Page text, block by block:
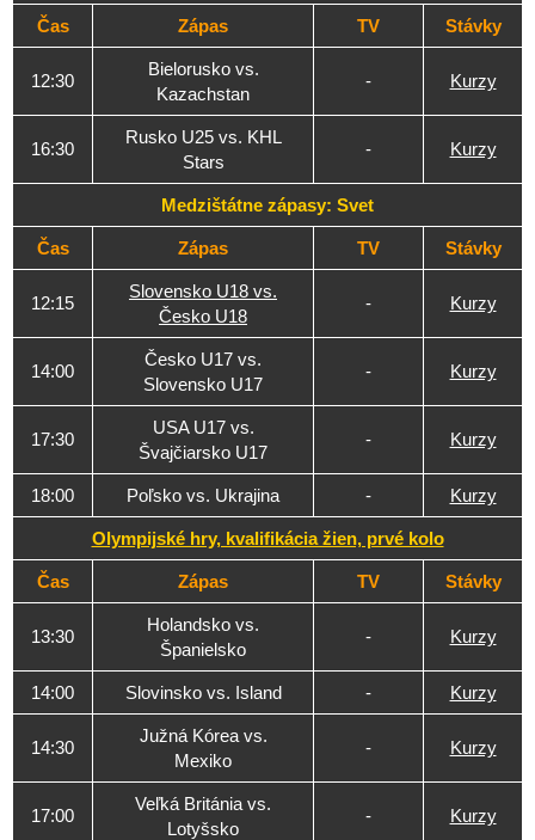
Čas Zápas TV Stávky
12:30
Bielorusko vs.
Kazachstan
- Kurzy
16:30
Rusko U25 vs. KHL
Stars
- Kurzy
Medzištátne zápasy: Svet
Čas Zápas TV Stávky
12:15
Slovensko U18 vs.
Česko U18
- Kurzy
14:00
Česko U17 vs.
Slovensko U17
- Kurzy
17:30
USA U17 vs.
Švajčiarsko U17
- Kurzy
18:00 Poľsko vs. Ukrajina - Kurzy
Olympijské hry, kvalifikácia žien, prvé kolo
Čas Zápas TV Stávky
13:30
Holandsko vs.
Španielsko
- Kurzy
14:00 Slovinsko vs. Island - Kurzy
14:30
Južná Kórea vs.
Mexiko
- Kurzy
17:00
Veľká Británia vs.
Lotyšsko
- Kurzy